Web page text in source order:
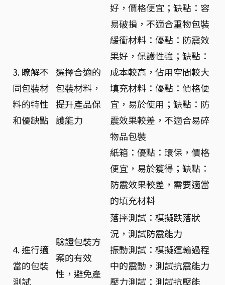
3. 瞭解不
同包裝材
料的特性
和優缺點
選擇合適的
包裝材料，
提升產品保
護能力
好，價格便宜；缺點：容
易破損，不適合重物包裝
緩衝材料：優點：防震效
果好，保護性強；缺點：
成本較高，佔用空間較大
填充材料：優點：價格便
宜，易於使用；缺點：防
震效果較差，不適合易碎
物品包裝
紙箱：優點：環保，價格
便宜，易於獲得；缺點：
防震效果較差，需要適當
的填充材料
4. 進行適
當的包裝
測試
驗證包裝方
案的有效
性，避免產
落摔測試：模擬跌落狀
況，測試防震能力
振動測試：模擬運輸過程
中的震動，測試抗震能力
壓力測試：測試抗壓能